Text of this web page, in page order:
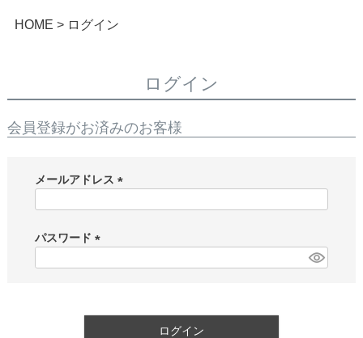
HOME ログイン
ログイン
会員登録がお済みのお客様
メールアドレス
)
パスワード
ログイン